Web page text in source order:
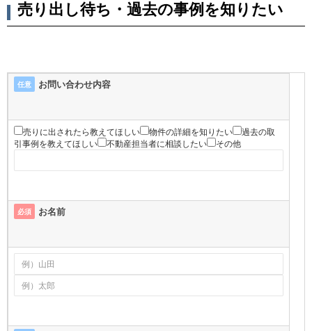
売り出し待ち・過去の事例を知りたい
任意 お問い合わせ内容
売りに出されたら教えてほしい 物件の詳細を知りたい
過去の取
引事例を教えてほしい
不動産担当者に相談したい その他
必須 お名前